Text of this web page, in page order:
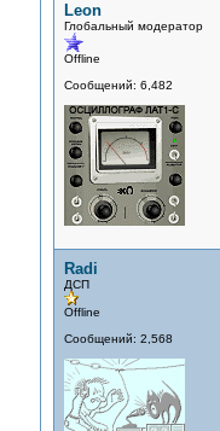
Leon
Глобальный модератор
Offline
Сообщений: 6,482
Radi
ДСП
Offline
Сообщений: 2,568